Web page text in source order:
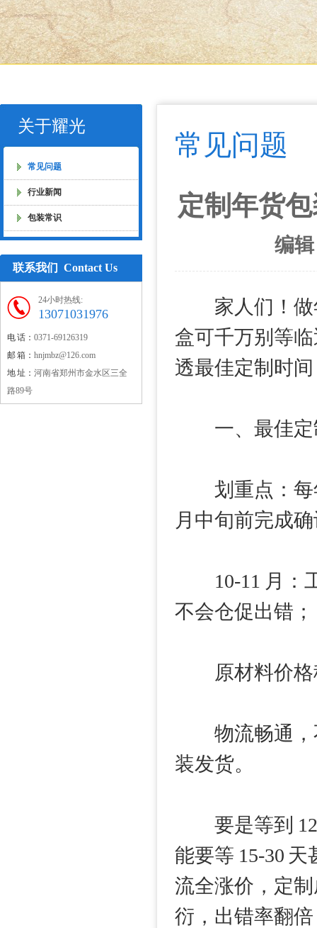
关于耀光
常见问题
行业新闻
包装常识
联系我们 Contact Us
24小时热线:
13071031976
电 话： 0371-69126319
邮 箱： hnjmbz@126.com
地 址： 河南省郑州市金水区三全
路89号
常见问题
定制年货
编
家人们！做
盒可千万别等
透最佳定制时
一、最佳定
划重点：每年
月中旬前完成
10-11 月：工
不会仓促出错；
原材料价格
物流畅通，
装发货。
要是等到 12
能要等 15-30
流全涨价，定
衍，出错率翻